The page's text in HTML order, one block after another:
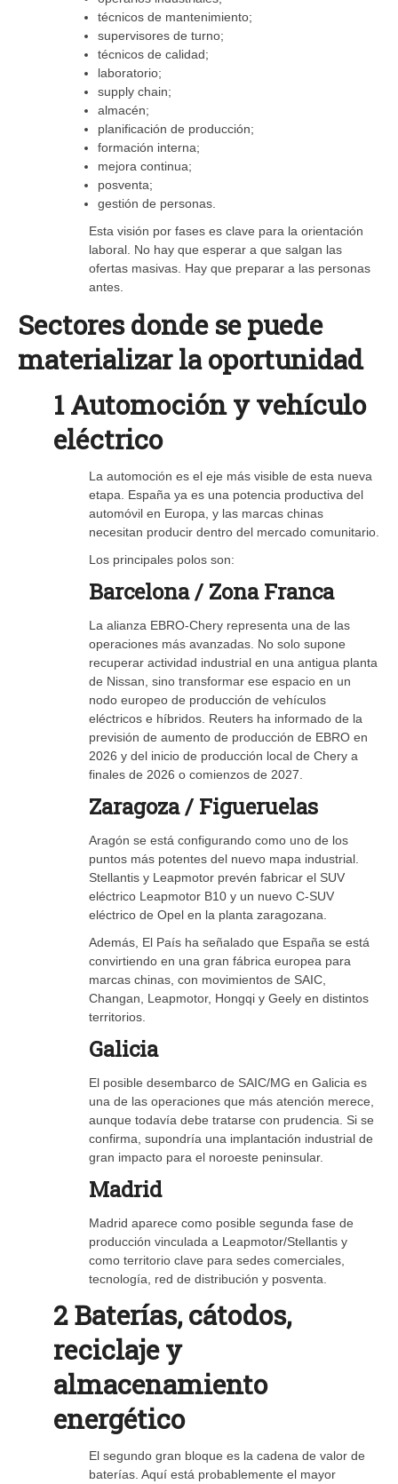
técnicos de mantenimiento;
supervisores de turno;
técnicos de calidad;
laboratorio;
supply chain;
almacén;
planificación de producción;
formación interna;
mejora continua;
posventa;
gestión de personas.
Esta visión por fases es clave para la orientación
laboral. No hay que esperar a que salgan las
ofertas masivas. Hay que preparar a las personas
antes.
Sectores donde se puede
materializar la oportunidad
1 Automoción y vehículo
eléctrico
La automoción es el eje más visible de esta nueva
etapa. España ya es una potencia productiva del
automóvil en Europa, y las marcas chinas
necesitan producir dentro del mercado comunitario.
Los principales polos son:
Barcelona / Zona Franca
La alianza EBRO-Chery representa una de las
operaciones más avanzadas. No solo supone
recuperar actividad industrial en una antigua planta
de Nissan, sino transformar ese espacio en un
nodo europeo de producción de vehículos
eléctricos e híbridos. Reuters ha informado de la
previsión de aumento de producción de EBRO en
2026 y del inicio de producción local de Chery a
finales de 2026 o comienzos de 2027.
Zaragoza / Figueruelas
Aragón se está configurando como uno de los
puntos más potentes del nuevo mapa industrial.
Stellantis y Leapmotor prevén fabricar el SUV
eléctrico Leapmotor B10 y un nuevo C-SUV
eléctrico de Opel en la planta zaragozana.
Además, El País ha señalado que España se está
convirtiendo en una gran fábrica europea para
marcas chinas, con movimientos de SAIC,
Changan, Leapmotor, Hongqi y Geely en distintos
territorios.
Galicia
El posible desembarco de SAIC/MG en Galicia es
una de las operaciones que más atención merece,
aunque todavía debe tratarse con prudencia. Si se
confirma, supondría una implantación industrial de
gran impacto para el noroeste peninsular.
Madrid
Madrid aparece como posible segunda fase de
producción vinculada a Leapmotor/Stellantis y
como territorio clave para sedes comerciales,
tecnología, red de distribución y posventa.
2 Baterías, cátodos,
reciclaje y
almacenamiento
energético
El segundo gran bloque es la cadena de valor de
baterías. Aquí está probablemente el mayor